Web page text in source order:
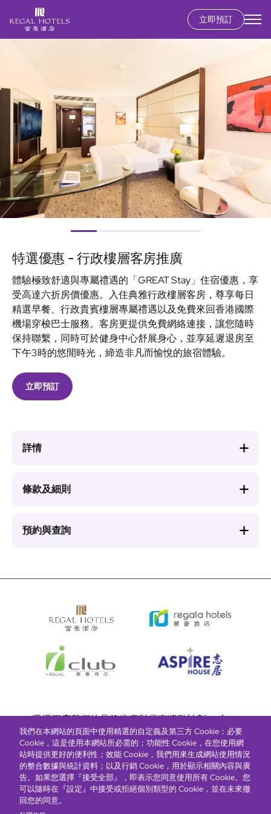
內
立即預訂
Secondary
menu
特選優惠 - 行政樓層客房推廣
體驗極致舒適與專屬禮遇的「GREAT Stay」住宿優惠，享
受高達六折房價優惠。入住典雅行政樓層客房，尊享每日
精選早餐、行政貴賓樓層專屬禮遇以及免費來回香港國際
機場穿梭巴士服務。客房更提供免費網絡連接，讓您隨時
保持聯繫，同時可於健身中心舒展身心，並享延遲退房至
下午3時的悠閒時光，締造非凡而愉悅的旅宿體驗。
立即預訂
詳情
條款及細則
預約與查詢
Bottom
menu
選擇酒店我們的品牌推廣與優惠獎勵計劃e-shop
管理層簡介
搶先一步，掌握最新資訊！
我們在本網站的頁面中使用精選的自定義及第三方 Cookie：必要
Cookie，這是使用本網站所必需的；功能性 Cookie，在您使用網
站時提供更好的便利性；效能 Cookie，我們用來生成網站使用情況
的整合數據與統計資料；以及行銷 Cookie，用於顯示相關內容與廣
告。如果您選擇『接受全部』，即表示您同意使用所有 Cookie。您
可以隨時在『設定』中接受或拒絕個別類型的 Cookie，並在未來撤
回您的同意。